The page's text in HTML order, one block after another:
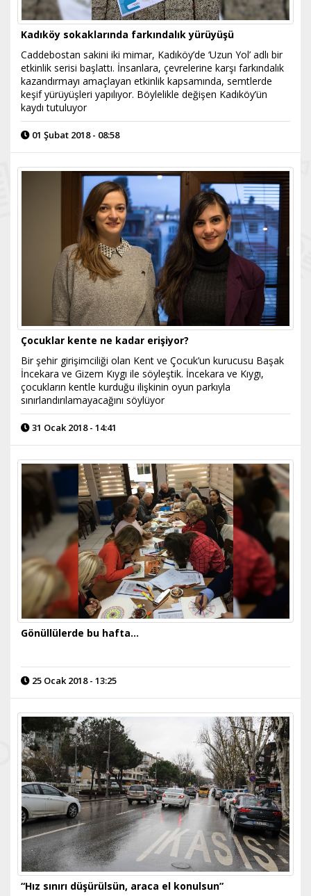
Kadıköy sokaklarında farkındalık yürüyüşü
Caddebostan sakini iki mimar, Kadıköy’de ‘Uzun Yol’ adlı bir
etkinlik serisi başlattı. İnsanlara, çevrelerine karşı farkındalık
kazandırmayı amaçlayan etkinlik kapsamında, semtlerde
keşif yürüyüşleri yapılıyor. Böylelikle değişen Kadıköy’ün
kaydı tutuluyor
01 Şubat 2018 - 08:58
Çocuklar kente ne kadar erişiyor?
Bir şehir girişimciliği olan Kent ve Çocuk’un kurucusu Başak
İncekara ve Gizem Kıygı ile söyleştik. İncekara ve Kıygı,
çocukların kentle kurduğu ilişkinin oyun parkıyla
sınırlandırılamayacağını söylüyor
31 Ocak 2018 - 14:41
Gönüllülerde bu hafta...
25 Ocak 2018 - 13:25
“Hız sınırı düşürülsün, araca el konulsun”